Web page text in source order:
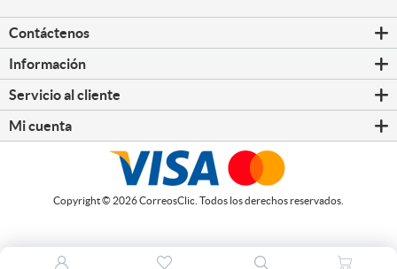
Contáctenos
Información
Servicio al cliente
Mi cuenta
Copyright © 2026 CorreosClic. Todos los derechos reservados.